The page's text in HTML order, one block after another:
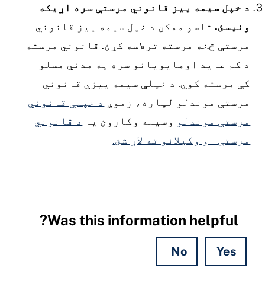
د خپل سیمه ییز قانوني مرستې سره اړیکه
ونیسئ.تاسو ممکن د خپل سیمه ییز قانوني
مرستې څخه مرسته ترلاسه کړئ. قانوني مرسته
د کم عاید اوهایویانو سره په مدني مسلو
کې مرسته کوي. د خپلې سیمه ییزې قانوني
مرستې موندلو لپاره، زموږ د خپلې قانوني
مرستې موندلووسیله وکاروئ یا د قانوني
مرستې او وکیلانو ته لاړ شئ.
Was this information helpful?
Yes
No